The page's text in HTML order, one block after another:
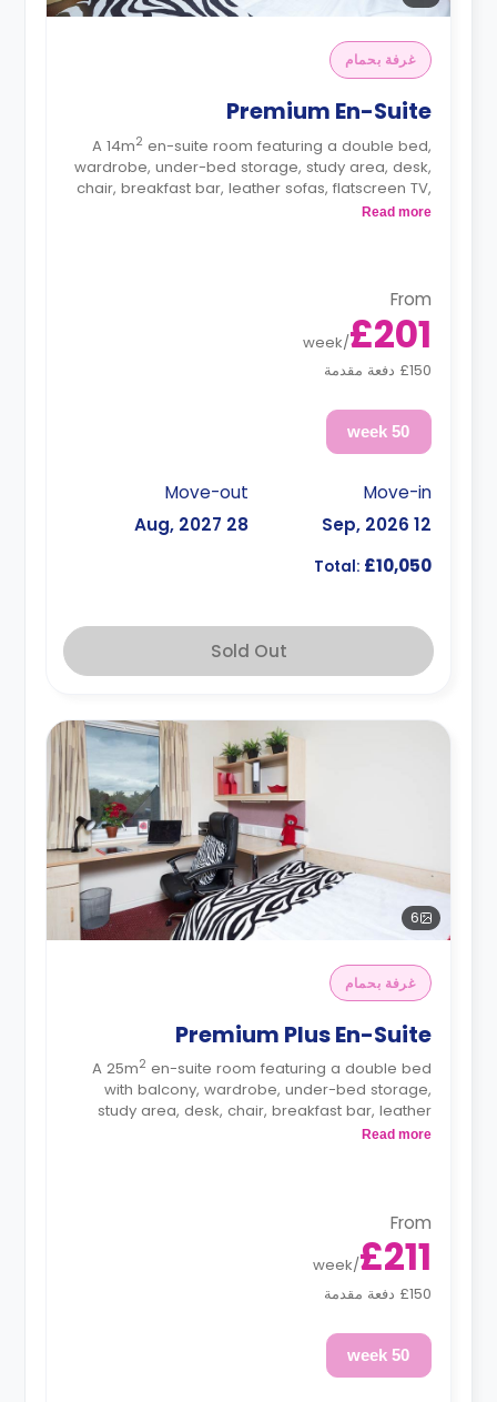
غرفة بحمام
Premium En-Suite
A 14m2 en-suite room featuring a double bed,
wardrobe, under-bed storage, study area, desk,
chair, breakfast bar, leather sofas, flatscreen TV,
lounge area, private ensuite bathroom, and fully
Read more
From
£201
/
week
£150 دفعة مقدمة
50 week
Move-in
12 Sep, 2026
Move-out
28 Aug, 2027
Total: £10,050
Sold Out
6
غرفة بحمام
Premium Plus En-Suite
A 25m2 en-suite room featuring a double bed
with balcony, wardrobe, under-bed storage,
study area, desk, chair, breakfast bar, leather
sofas, flatscreen TV, lounge area, private ensuite
Read more
From
£211
/
week
£150 دفعة مقدمة
50 week